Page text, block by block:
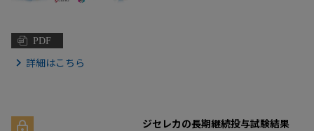
PDF
詳細はこちら
ジセレカの長期継続投与試験結果